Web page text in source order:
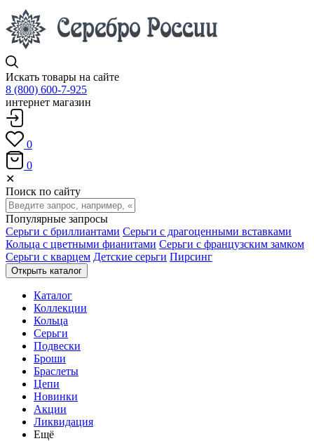
Искать товары на сайте
8 (800) 600-7-925
интернет магазин
0
0
✕
Поиск по сайту
Популярные запросы
Серьги с бриллиантами Серьги с драгоценными вставками
Кольца с цветными фианитами Серьги с французским замком
Серьги с кварцем Детские серьги Пирсинг
Открыть каталог
Каталог
Коллекции
Кольца
Серьги
Подвески
Броши
Браслеты
Цепи
Новинки
Акции
Ликвидация
Ещё